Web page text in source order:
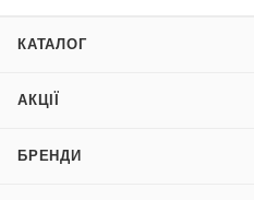
КАТАЛОГ
АКЦІЇ
БРЕНДИ